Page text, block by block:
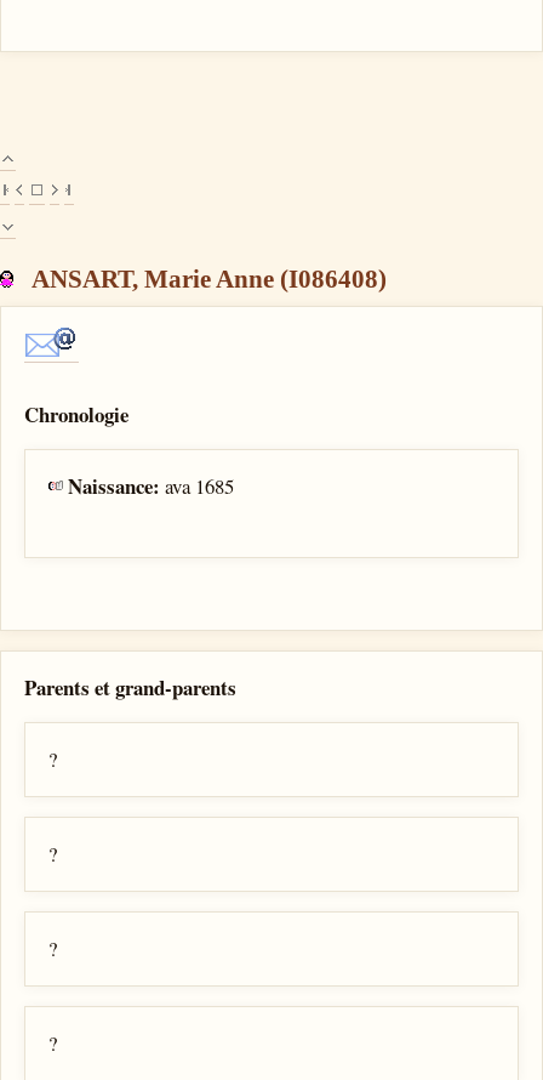
ANSART, Marie Anne (I086408)
Chronologie
Naissance:ava 1685
Parents et grand-parents
?
?
?
?